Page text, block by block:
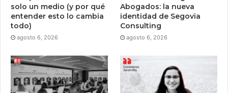
solo un medio (y por qué
entender esto lo cambia
todo)
agosto 6, 2026
Abogados: la nueva
identidad de Segovia
Consulting
agosto 6, 2026